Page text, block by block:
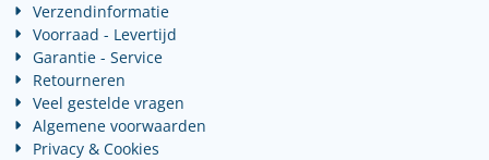
Verzendinformatie
Voorraad - Levertijd
Garantie - Service
Retourneren
Veel gestelde vragen
Algemene voorwaarden
Privacy & Cookies